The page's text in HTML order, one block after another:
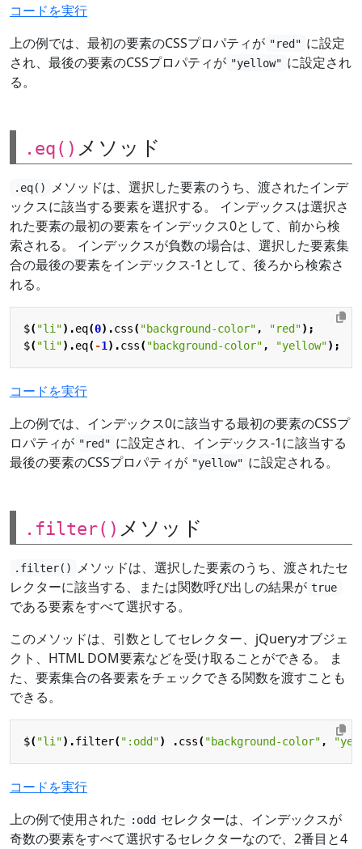
コードを実行
上の例では、最初の要素のCSSプロパティが "red" に設定
され、最後の要素のCSSプロパティが "yellow" に設定され
る。
.eq() メソッド
.eq()
メソッドは、選択した要素のうち、渡されたインデ
ックスに該当する要素を選択する。 インデックスは選択さ
れた要素の最初の要素をインデックス0として、前から検
索される。 インデックスが負数の場合は、選択した要素集
合の最後の要素をインデックス-1として、後ろから検索さ
れる。
$("li").eq(0).css("background-color" , "red");
$("li").eq(-1 ).css("background-color" , "yellow");
コードを実行
上の例では、インデックス0に該当する最初の要素のCSSプ
ロパティが "red" に設定され、インデックス-1に該当する
最後の要素のCSSプロパティが "yellow" に設定される。
.filter() メソッド
.filter()
メソッドは、選択した要素のうち、渡されたセ
レクターに該当する、または関数呼び出しの結果が true
である要素をすべて選択する。
このメソッドは、引数としてセレクター、jQueryオブジェ
クト、HTML DOM要素などを受け取ることができる。 ま
た、要素集合の各要素をチェックできる関数を渡すことも
できる。
$("li").filter(":odd") .css("background-color" ,
コードを実行
上の例で使用された
:odd セレクターは、インデックスが
奇数の要素をすべて選択するセレクターなので、2番目と4